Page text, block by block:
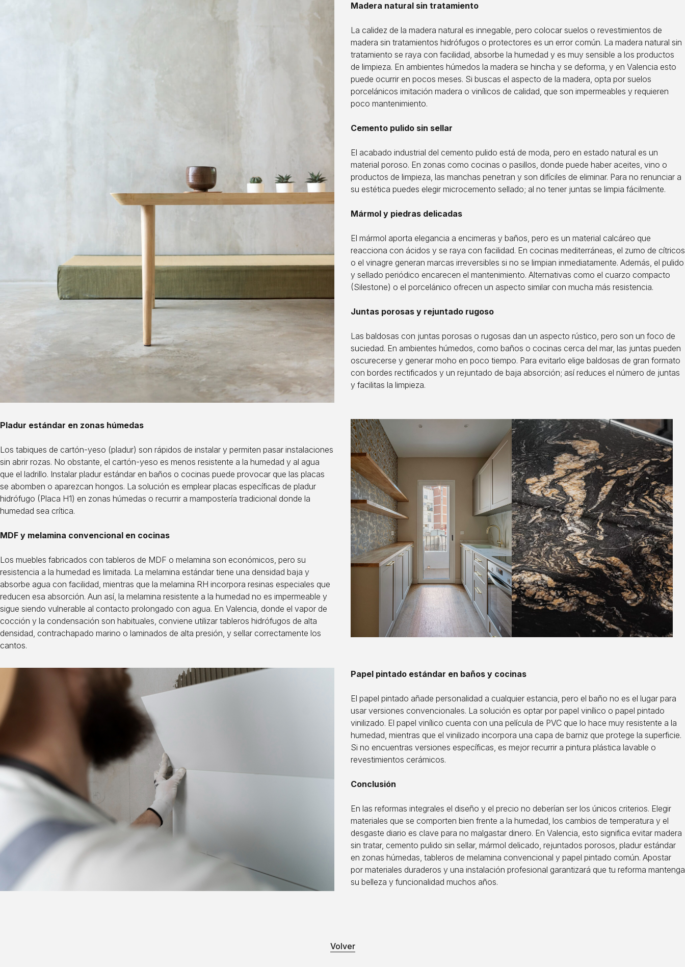
Madera natural sin tratamiento
La calidez de la madera natural es innegable, pero colocar suelos o revestimientos de
madera sin tratamientos hidrófugos o protectores es un error común. La madera natural sin
tratamiento se raya con facilidad, absorbe la humedad y es muy sensible a los productos
de limpieza. En ambientes húmedos la madera se hincha y se deforma, y en Valencia esto
puede ocurrir en pocos meses. Si buscas el aspecto de la madera, opta por suelos
porcelánicos imitación madera o vinílicos de calidad, que son impermeables y requieren
poco mantenimiento.
Cemento pulido sin sellar
El acabado industrial del cemento pulido está de moda, pero en estado natural es un
material poroso. En zonas como cocinas o pasillos, donde puede haber aceites, vino o
productos de limpieza, las manchas penetran y son difíciles de eliminar. Para no renunciar a
su estética puedes elegir microcemento sellado; al no tener juntas se limpia fácilmente.
Mármol y piedras delicadas
El mármol aporta elegancia a encimeras y baños, pero es un material calcáreo que
reacciona con ácidos y se raya con facilidad. En cocinas mediterráneas, el zumo de cítricos
o el vinagre generan marcas irreversibles si no se limpian inmediatamente. Además, el pulido
y sellado periódico encarecen el mantenimiento. Alternativas como el cuarzo compacto
(Silestone) o el porcelánico ofrecen un aspecto similar con mucha más resistencia.
Juntas porosas y rejuntado rugoso
Las baldosas con juntas porosas o rugosas dan un aspecto rústico, pero son un foco de
suciedad. En ambientes húmedos, como baños o cocinas cerca del mar, las juntas pueden
oscurecerse y generar moho en poco tiempo. Para evitarlo elige baldosas de gran formato
con bordes rectificados y un rejuntado de baja absorción; así reduces el número de juntas
y facilitas la limpieza.
Pladur estándar en zonas húmedas
Los tabiques de cartón‑yeso (pladur) son rápidos de instalar y permiten pasar instalaciones
sin abrir rozas. No obstante, el cartón‑yeso es menos resistente a la humedad y al agua
que el ladrillo. Instalar pladur estándar en baños o cocinas puede provocar que las placas
se abomben o aparezcan hongos. La solución es emplear placas específicas de pladur
hidrófugo (Placa H1) en zonas húmedas o recurrir a mampostería tradicional donde la
humedad sea crítica.
MDF y melamina convencional en cocinas
Los muebles fabricados con tableros de MDF o melamina son económicos, pero su
resistencia a la humedad es limitada. La melamina estándar tiene una densidad baja y
absorbe agua con facilidad, mientras que la melamina RH incorpora resinas especiales que
reducen esa absorción. Aun así, la melamina resistente a la humedad no es impermeable y
sigue siendo vulnerable al contacto prolongado con agua. En Valencia, donde el vapor de
cocción y la condensación son habituales, conviene utilizar tableros hidrófugos de alta
densidad, contrachapado marino o laminados de alta presión, y sellar correctamente los
cantos.
Papel pintado estándar en baños y cocinas
El papel pintado añade personalidad a cualquier estancia, pero el baño no es el lugar para
usar versiones convencionales. La solución es optar por papel vinílico o papel pintado
vinilizado. El papel vinílico cuenta con una película de PVC que lo hace muy resistente a la
humedad, mientras que el vinilizado incorpora una capa de barniz que protege la superficie.
Si no encuentras versiones específicas, es mejor recurrir a pintura plástica lavable o
revestimientos cerámicos.
Conclusión
En las reformas integrales el diseño y el precio no deberían ser los únicos criterios. Elegir
materiales que se comporten bien frente a la humedad, los cambios de temperatura y el
desgaste diario es clave para no malgastar dinero. En Valencia, esto significa evitar madera
sin tratar, cemento pulido sin sellar, mármol delicado, rejuntados porosos, pladur estándar
en zonas húmedas, tableros de melamina convencional y papel pintado común. Apostar
por materiales duraderos y una instalación profesional garantizará que tu reforma mantenga
su belleza y funcionalidad muchos años.
Volver